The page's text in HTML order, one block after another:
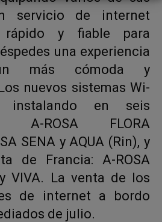
servicio de internet
rápido y fiable para
una experiencia
más cómoda y
nuevos sistemas Wi-
en seis
A-ROSA FLORA
SENA y AQUA (Rin), y
de Francia: A-ROSA
y VIVA. La venta de los
de internet a bordo
de julio.